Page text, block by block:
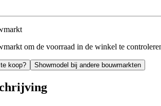
om de voorraad in de winkel te
koop? Showmodel bij andere bouwmarkten